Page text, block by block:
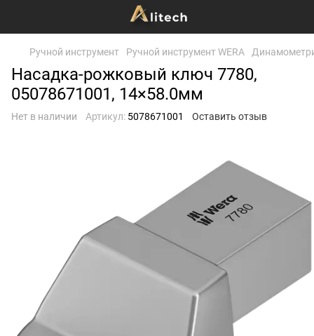
Ручной инструмент Ручной инструмент WERA
Насадка-рожковый ключ 7780,
05078671001, 14×58.0мм
Нет в наличии Артикул: 5078671001 Оставить отзыв